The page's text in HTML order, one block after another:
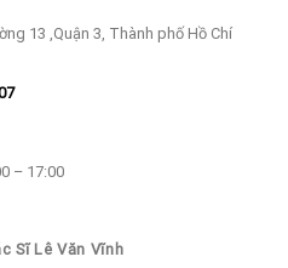
13 ,Quận 3, Thành phố Hồ Chí
– 17:00
Sĩ Lê Văn Vĩnh